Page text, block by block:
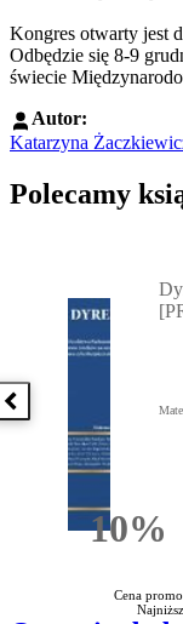
Kongres otwarty jest
Odbędzie się 8-9
świecie
Autor:
Katarzyna
Polecamy
Poprzednia książka
10%
Cena